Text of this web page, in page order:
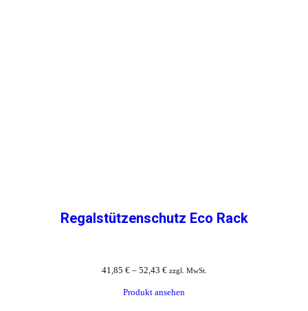
Regalstützenschutz Eco Rack
41,85 €– 52,43 € zzgl. MwSt.
Produkt ansehen